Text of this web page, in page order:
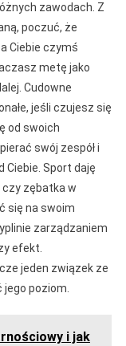
zawodach. Z
poczuć, że
Ciebie czymś
metę jako
Cudowne
jeśli czujesz się
od swoich
swój zespół i
Ciebie. Sport daję
zębatka w
się na swoim
zarządzaniem
efekt.
jeden związek ze
poziom.
i jak